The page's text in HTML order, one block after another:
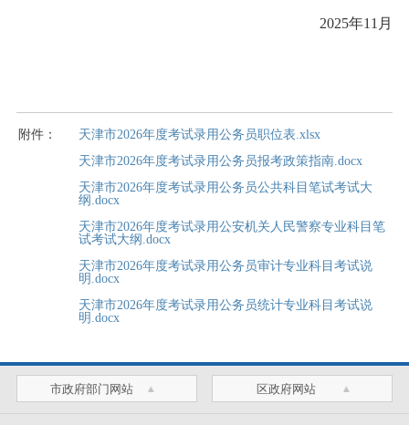
2025年11月
附件：
天津市2026年度考试录用公务员职位表.xlsx
天津市2026年度考试录用公务员报考政策指南.docx
天津市2026年度考试录用公务员公共科目笔试考试大
纲.docx
天津市2026年度考试录用公安机关人民警察专业科目笔
试考试大纲.docx
天津市2026年度考试录用公务员审计专业科目考试说
明.docx
天津市2026年度考试录用公务员统计专业科目考试说
明.docx
市政府部门网站 区政府网站